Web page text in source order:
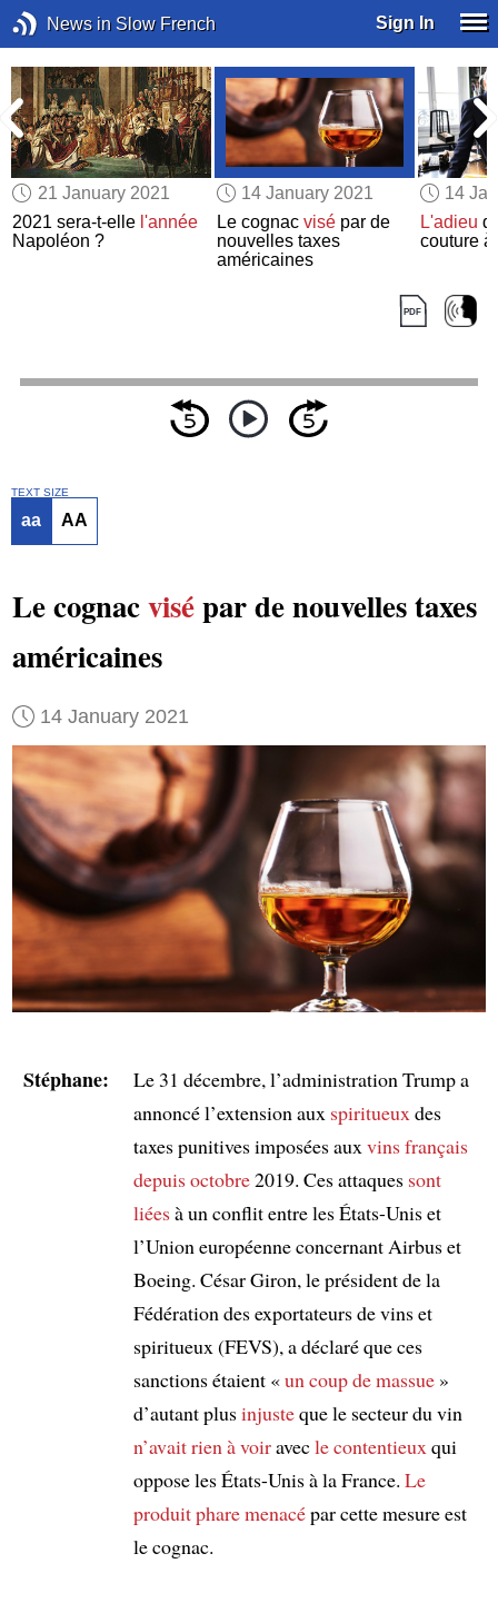
News in Slow French Sign In
21 January 2021
2021 sera-t-elle l'année
Napoléon ?
14 January 2021
Le cognac visépar de
nouvelles taxes
américaines
14
L'adieu
couture
TEXT SIZE
aa AA
Le cognacvisépar de nouvelles taxes
américaines
14 January 2021
Stéphane:
Le 31 décembre, l’administration Trump a
annoncé l’extension aux spiritueux des
taxes punitives imposées aux vins français
depuis octobre2019. Ces attaques sont
liéesà un conflit entre les États-Unis et
l’Union européenne concernant Airbus et
Boeing. César Giron, le président de la
Fédération des exportateurs de vins et
spiritueux (FEVS), a déclaré que ces
sanctions étaient «un coup de massue»
d’autant plusinjusteque le secteur du vin
n’avait rien à voiravecle contentieux qui
oppose les États-Unis à la France. Le
produit pharemenacépar cette mesure est
le cognac.